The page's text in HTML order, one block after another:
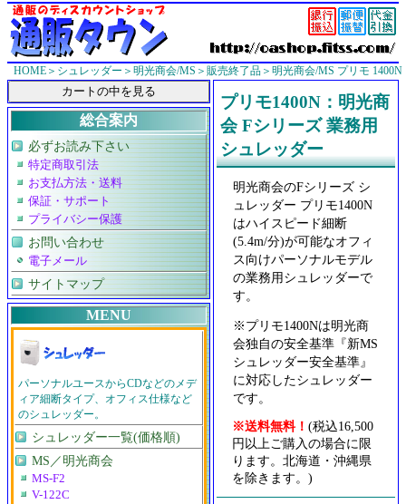
プリモ1400N：明光商
会 Fシリーズ 業務用
シュレッダー
明光商会のFシリーズ シ
ュレッダー プリモ1400N
はハイスピード細断
(5.4m/分)が可能なオフィ
ス向けパーソナルモデル
の業務用シュレッダーで
す。
※プリモ1400Nは明光商
会独自の安全基準『新MS
シュレッダー安全基準』
に対応したシュレッダー
です。
※送料無料！ (税込16,500
円以上ご購入の場合に限
ります。北海道・沖縄県
を除きます。)
総合案内
必ずお読み下さい
特定商取引法
お支払方法・送料
保証・サポート
プライバシー保護
お問い合わせ
電子メール
サイトマップ
MENU
パーソナルユースからCDなどのメデ
ィア細断タイプ、オフィス仕様など
のシュレッダー。
シュレッダー一覧(価格順)
MS／明光商会
MS-F2
V-122C
HOME ＞ シュレッダー ＞ 明光商会/MS ＞ 販売終了品 ＞明光商会/MS プリモ 1400N